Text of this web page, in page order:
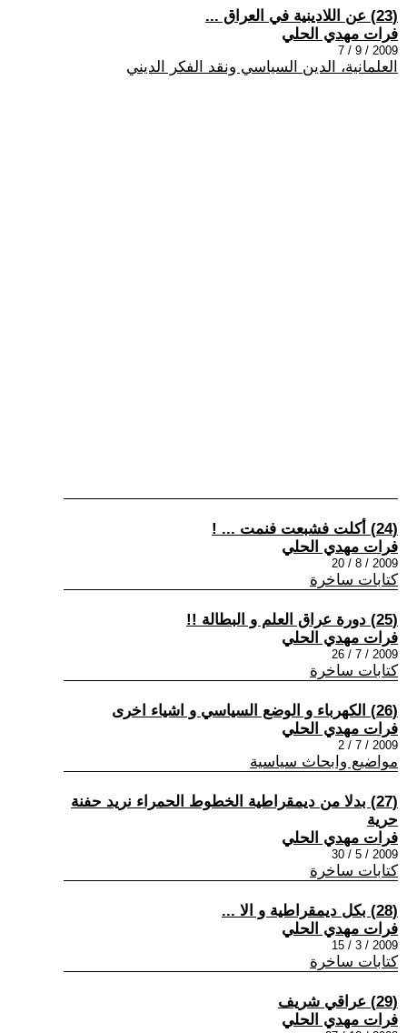
(23) عن اللادينية في العراق ...
فرات مهدي الحلي
2009 / 9 / 7
العلمانية، الدين السياسي ونقد الفكر الديني
(24) أكلت فشبعت فنمت ... !
فرات مهدي الحلي
2009 / 8 / 20
كتابات ساخرة
(25) دورة عراق العلم و البطالة !!
فرات مهدي الحلي
2009 / 7 / 26
كتابات ساخرة
(26) الكهرباء و الوضع السياسي و اشياء اخرى
فرات مهدي الحلي
2009 / 7 / 2
مواضيع وابحاث سياسية
(27) بدلا من ديمقراطية الخطوط الحمراء نريد حفنة
حرية
فرات مهدي الحلي
2009 / 5 / 30
كتابات ساخرة
(28) بكل ديمقراطية و الا ...
فرات مهدي الحلي
2009 / 3 / 15
كتابات ساخرة
(29) عراقي شريف
فرات مهدي الحلي